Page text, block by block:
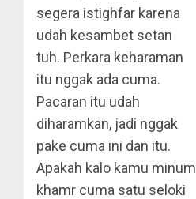
segera istighfar karena
udah kesambet setan
tuh. Perkara keharaman
itu nggak ada cuma.
Pacaran itu udah
diharamkan, jadi nggak
pake cuma ini dan itu.
Apakah kalo kamu minum
khamr cuma satu seloki